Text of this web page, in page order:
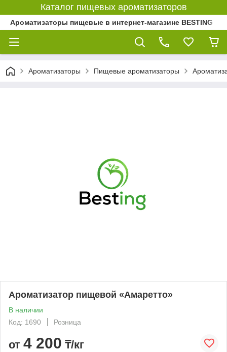
Каталог пищевых ароматизаторов
Ароматизаторы пищевые в интернет-магазине BESTING
Ароматизаторы Пищевые ароматизаторы
Ароматизатор пищевой «Амаретто»
В наличии
Код: 1690
Розница
от 4 200 ₸/кг